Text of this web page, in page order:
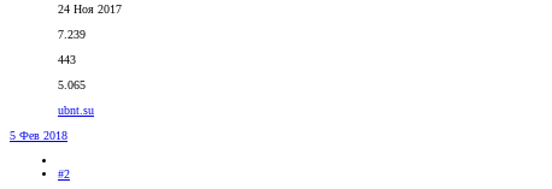
24 Ноя 2017
7.239
443
5.065
ubnt.su
5 Фев 2018
#2